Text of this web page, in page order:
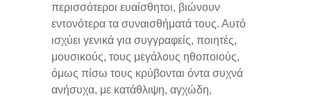
περισσότεροι ευαίσθητοι, βιώνουν
εντονότερα τα συναισθήματά τους. Αυτό
ισχύει γενικά για συγγραφείς, ποιητές,
μουσικούς, τους μεγάλους ηθοποιούς,
όμως πίσω τους κρύβονται όντα συχνά
ανήσυχα, με κατάθλιψη, αγχώδη,